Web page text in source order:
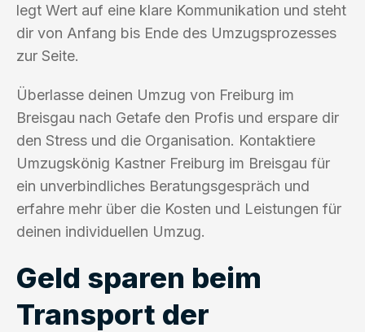
legt Wert auf eine klare Kommunikation und steht
dir von Anfang bis Ende des Umzugsprozesses
zur Seite.
Überlasse deinen Umzug von Freiburg im
Breisgau nach Getafe den Profis und erspare dir
den Stress und die Organisation. Kontaktiere
Umzugskönig Kastner Freiburg im Breisgau für
ein unverbindliches Beratungsgespräch und
erfahre mehr über die Kosten und Leistungen für
deinen individuellen Umzug.
Geld sparen beim
Transport der